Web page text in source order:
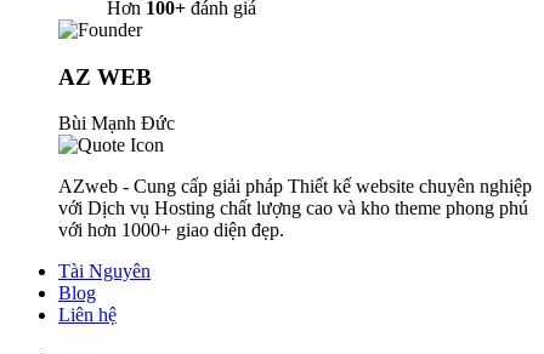
Hơn 100+ đánh giá
AZ WEB
Bùi Mạnh Đức
AZweb - Cung cấp giải pháp Thiết kế website chuyên nghiệp
với Dịch vụ Hosting chất lượng cao và kho theme phong phú
với hơn 1000+ giao diện đẹp.
Tài Nguyên
Blog
Liên hệ